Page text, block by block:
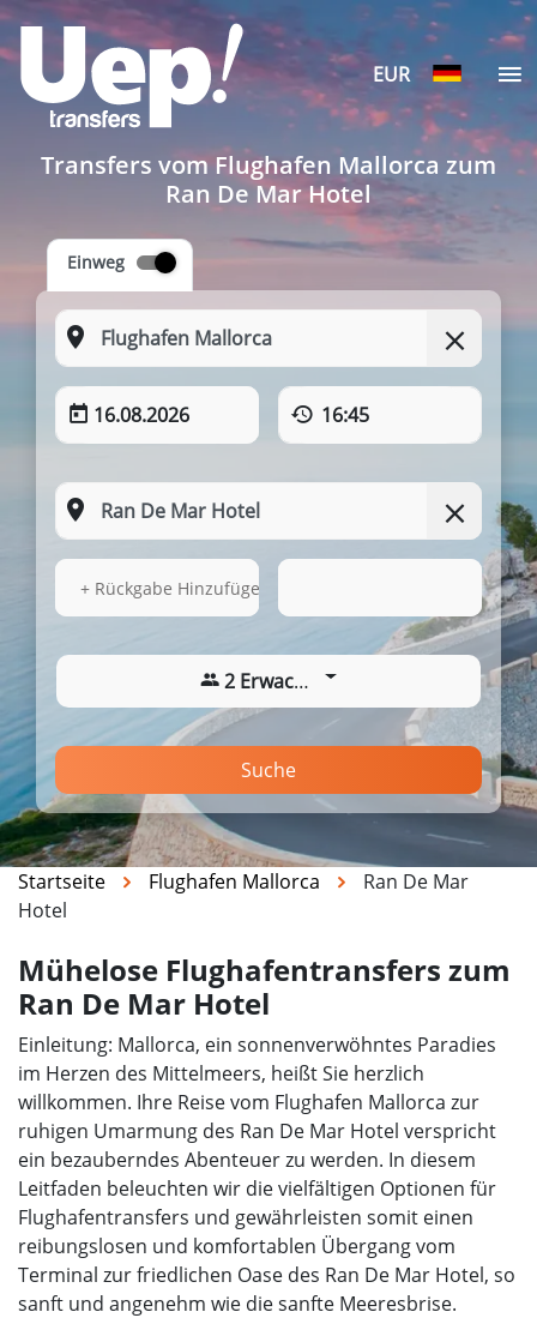
EUR
Transfers vom Flughafen Mallorca zum
Ran De Mar Hotel
Einweg
16.08.2026 16:45
16.08.2026
+ Rückgabe Hinzufügen
2 Erwachsene
Suche
Startseite Flughafen Mallorca
Ran De Mar
Hotel
Mühelose Flughafentransfers zum
Ran De Mar Hotel
Einleitung: Mallorca, ein sonnenverwöhntes Paradies
im Herzen des Mittelmeers, heißt Sie herzlich
willkommen. Ihre Reise vom Flughafen Mallorca zur
ruhigen Umarmung des Ran De Mar Hotel verspricht
ein bezauberndes Abenteuer zu werden. In diesem
Leitfaden beleuchten wir die vielfältigen Optionen für
Flughafentransfers und gewährleisten somit einen
reibungslosen und komfortablen Übergang vom
Terminal zur friedlichen Oase des Ran De Mar Hotel, so
sanft und angenehm wie die sanfte Meeresbrise.